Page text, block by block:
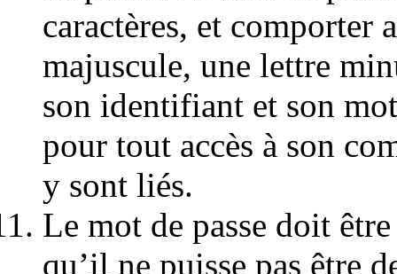
caractères, et comporter
majuscule, une lettre
son identifiant et son
pour tout accès à son
y sont liés.
Le mot de passe doit
qu’il ne puisse pas être